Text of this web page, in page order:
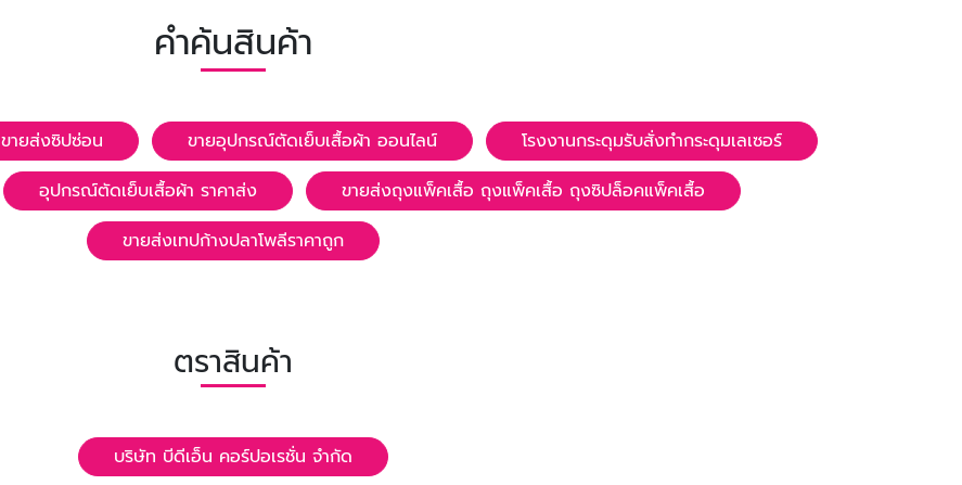
คำค้นสินค้า
ขายส่งซิปซ่อน ขายอุปกรณ์ตัดเย็บเสื้อผ้า ออนไลน์
โรงงานกระดุมรับสั่งทำกระดุมเลเซอร์
อุปกรณ์ตัดเย็บเสื้อผ้า ราคาส่ง
ขายส่งถุงแพ็คเสื้อ ถุงแพ็คเสื้อ ถุงซิปล็อคแพ็คเสื้อ
ขายส่งเทปก้างปลาโพลีราคาถูก
ตราสินค้า
บริษัท บีดีเอ็น คอร์ปอเรชั่น จำกัด